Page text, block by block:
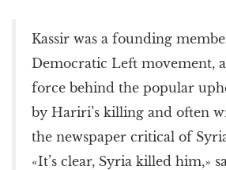
Kassir was a founding
Democratic Left movement,
force behind the popular
by Hariri’s killing and often
the newspaper critical of
«It’s clear, Syria killed him,»